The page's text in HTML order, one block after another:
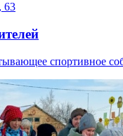
63
спортивное